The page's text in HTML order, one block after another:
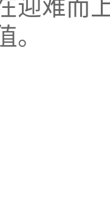
迎难而
。